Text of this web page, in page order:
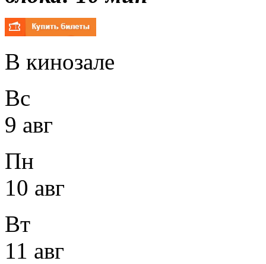
В кинозале
Вс
9 авг
Пн
10 авг
Вт
11 авг